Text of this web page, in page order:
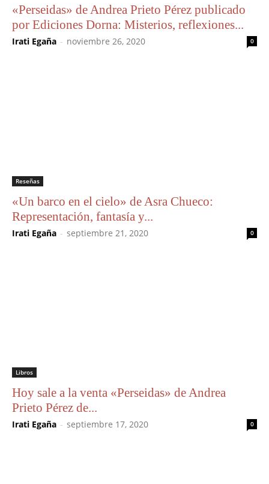
«Perseidas» de Andrea Prieto Pérez publicado
por Ediciones Dorna: Misterios, reflexiones...
Irati Egaña - noviembre 26, 2020 0
Reseñas
«Un barco en el cielo» de Asra Chueco:
Representación, fantasía y...
Irati Egaña - septiembre 21, 2020 0
Libros
Hoy sale a la venta «Perseidas» de Andrea
Prieto Pérez de...
Irati Egaña - septiembre 17, 2020 0